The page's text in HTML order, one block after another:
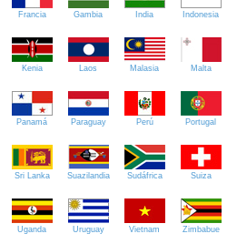
Francia Gambia India Indonesia
Kenia Laos Malasia Malta
Panamá Paraguay Perú Portugal
Sri Lanka Suazilandia Sudáfrica Suiza
Uganda Uruguay Vietnam Zimbabue